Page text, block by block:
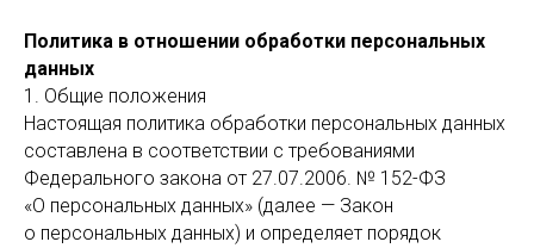
Политика в отношении обработки персональных
данных
1. Общие положения
Настоящая политика обработки персональных данных
составлена в соответствии с требованиями
Федерального закона от 27.07.2006. № 152-ФЗ
«О персональных данных» (далее — Закон
о персональных данных) и определяет порядок